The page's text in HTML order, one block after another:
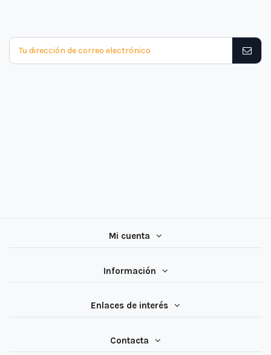
Mi cuenta
Información
Enlaces de interés
Contacta